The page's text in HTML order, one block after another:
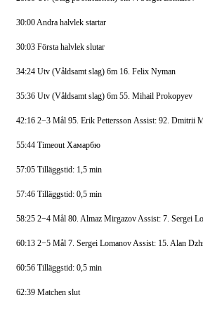
30:00Andra halvlek startar
30:03 Första halvlek slutar
34:24 Utv (Våldsamt slag) 6m 16. Felix Nyman
35:36 Utv (Våldsamt slag) 6m 55. Mihail Prokopyev
42:16 2−3 Mål 95. Erik Pettersson Assist: 92. Dmitrii
55:44 Timeout Хамарбю
57:05 Tilläggstid: 1,5 min
57:46 Tilläggstid: 0,5 min
58:25 2−4 Mål 80. Almaz Mirgazov Assist: 7. Sergei
60:13 2−5 Mål 7. Sergei LomanovAssist: 15. Alan
60:56 Tilläggstid: 0,5 min
62:39 Matchen slut